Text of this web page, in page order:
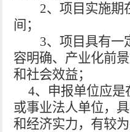
2、项目实施期
间；
3、项目具有一
容明确、产业化前
和社会效益；
4、申报单位应是
或事业法人单位，
和经济实力，有较